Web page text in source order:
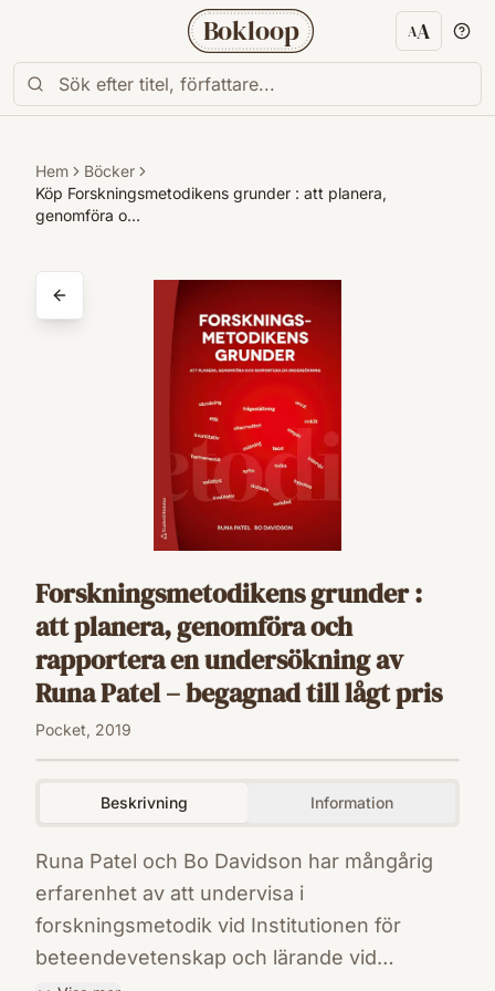
Bokloop AA
Hem
Böcker
Köp Forskningsmetodikens grunder : att planera,
genomföra o…
Forskningsmetodikens grunder :
att planera, genomföra och
rapportera en undersökning av
Runa Patel – begagnad till lågt pris
Pocket, 2019
Beskrivning Information
Runa Patel och Bo Davidson har mångårig
erfarenhet av att undervisa i
forskningsmetodik vid Institutionen för
beteendevetenskap och lärande vid